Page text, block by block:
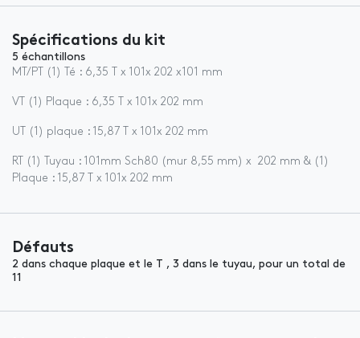
Spécifications du kit
5 échantillons
MT/PT (1) Té : 6,35 T x 101x 202 x101 mm
VT (1) Plaque : 6,35 T x 101x 202 mm
UT (1) plaque : 15,87 T x 101x 202 mm
RT (1) Tuyau : 101mm Sch80 (mur 8,55 mm) x 202 mm & (1)
Plaque : 15,87 T x 101x 202 mm
Défauts
2 dans chaque plaque et le T , 3 dans le tuyau, pour un total de
11